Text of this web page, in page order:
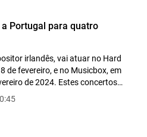
Portugal para quatro
irlandês, vai atuar no Hard
de fevereiro, e no Musicbox, em
de 2024. Estes concertos
"Acoustic Residency".